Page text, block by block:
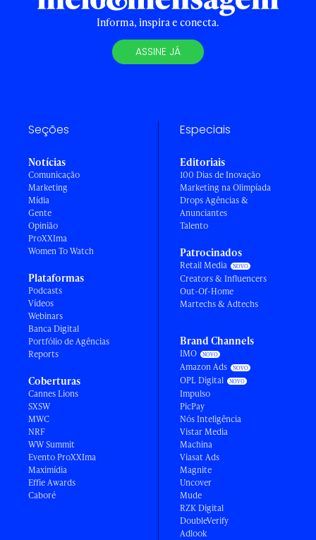
Informa, inspira e conecta.
ASSINE JÁ
Seções
Notícias
Comunicação
Marketing
Mídia
Gente
Opinião
ProXXIma
Women To Watch
Plataformas
Podcasts
Vídeos
Webinars
Banca Digital
Portfólio de Agências
Reports
Coberturas
Cannes Lions
SXSW
MWC
NRF
WW Summit
Evento ProXXIma
Maximídia
Effie Awards
Caboré
Especiais
Editoriais
100 Dias de Inovação
Marketing na Olimpíada
Drops Agências &
Anunciantes
Talento
Patrocinados
Retail Media
Creators & Influencers
Out-Of-Home
Martechs & Adtechs
Brand Channels
IMO
Amazon Ads
OPL Digital
Impulso
PicPay
Nós Inteligência
Vistar Media
Machina
Viasat Ads
Magnite
Uncover
Mude
RZK Digital
DoubleVerify
Adlook